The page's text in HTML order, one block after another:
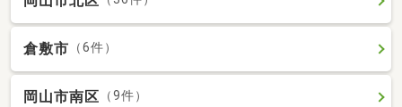
倉敷市 （6件）
岡山市南区 （9件）